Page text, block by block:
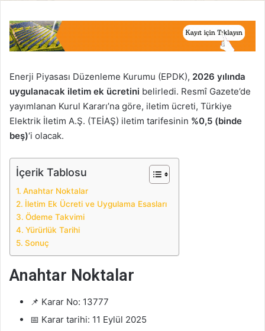
Enerji Piyasası Düzenleme Kurumu (EPDK), 2026 yılında
uygulanacak iletim ek ücretini belirledi. Resmî Gazete’de
yayımlanan Kurul Kararı’na göre, iletim ücreti, Türkiye
Elektrik İletim A.Ş. (TEİAŞ) iletim tarifesinin %0,5 (binde
beş)‘i olacak.
İçerik Tablosu
Anahtar Noktalar
İletim Ek Ücreti ve Uygulama Esasları
Ödeme Takvimi
Yürürlük Tarihi
Sonuç
Anahtar Noktalar
📌 Karar No: 13777
📅 Karar tarihi: 11 Eylül 2025